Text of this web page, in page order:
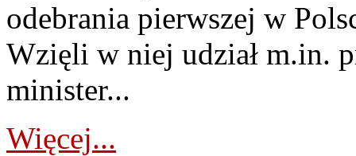
odebrania pierwszej w
Wzięli w niej udział m.in.
minister...
Więcej...